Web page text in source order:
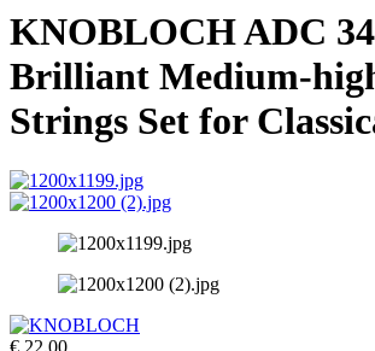
KNOBLOCH ADC
Brilliant Medium-
Strings Set for
€ 22,00